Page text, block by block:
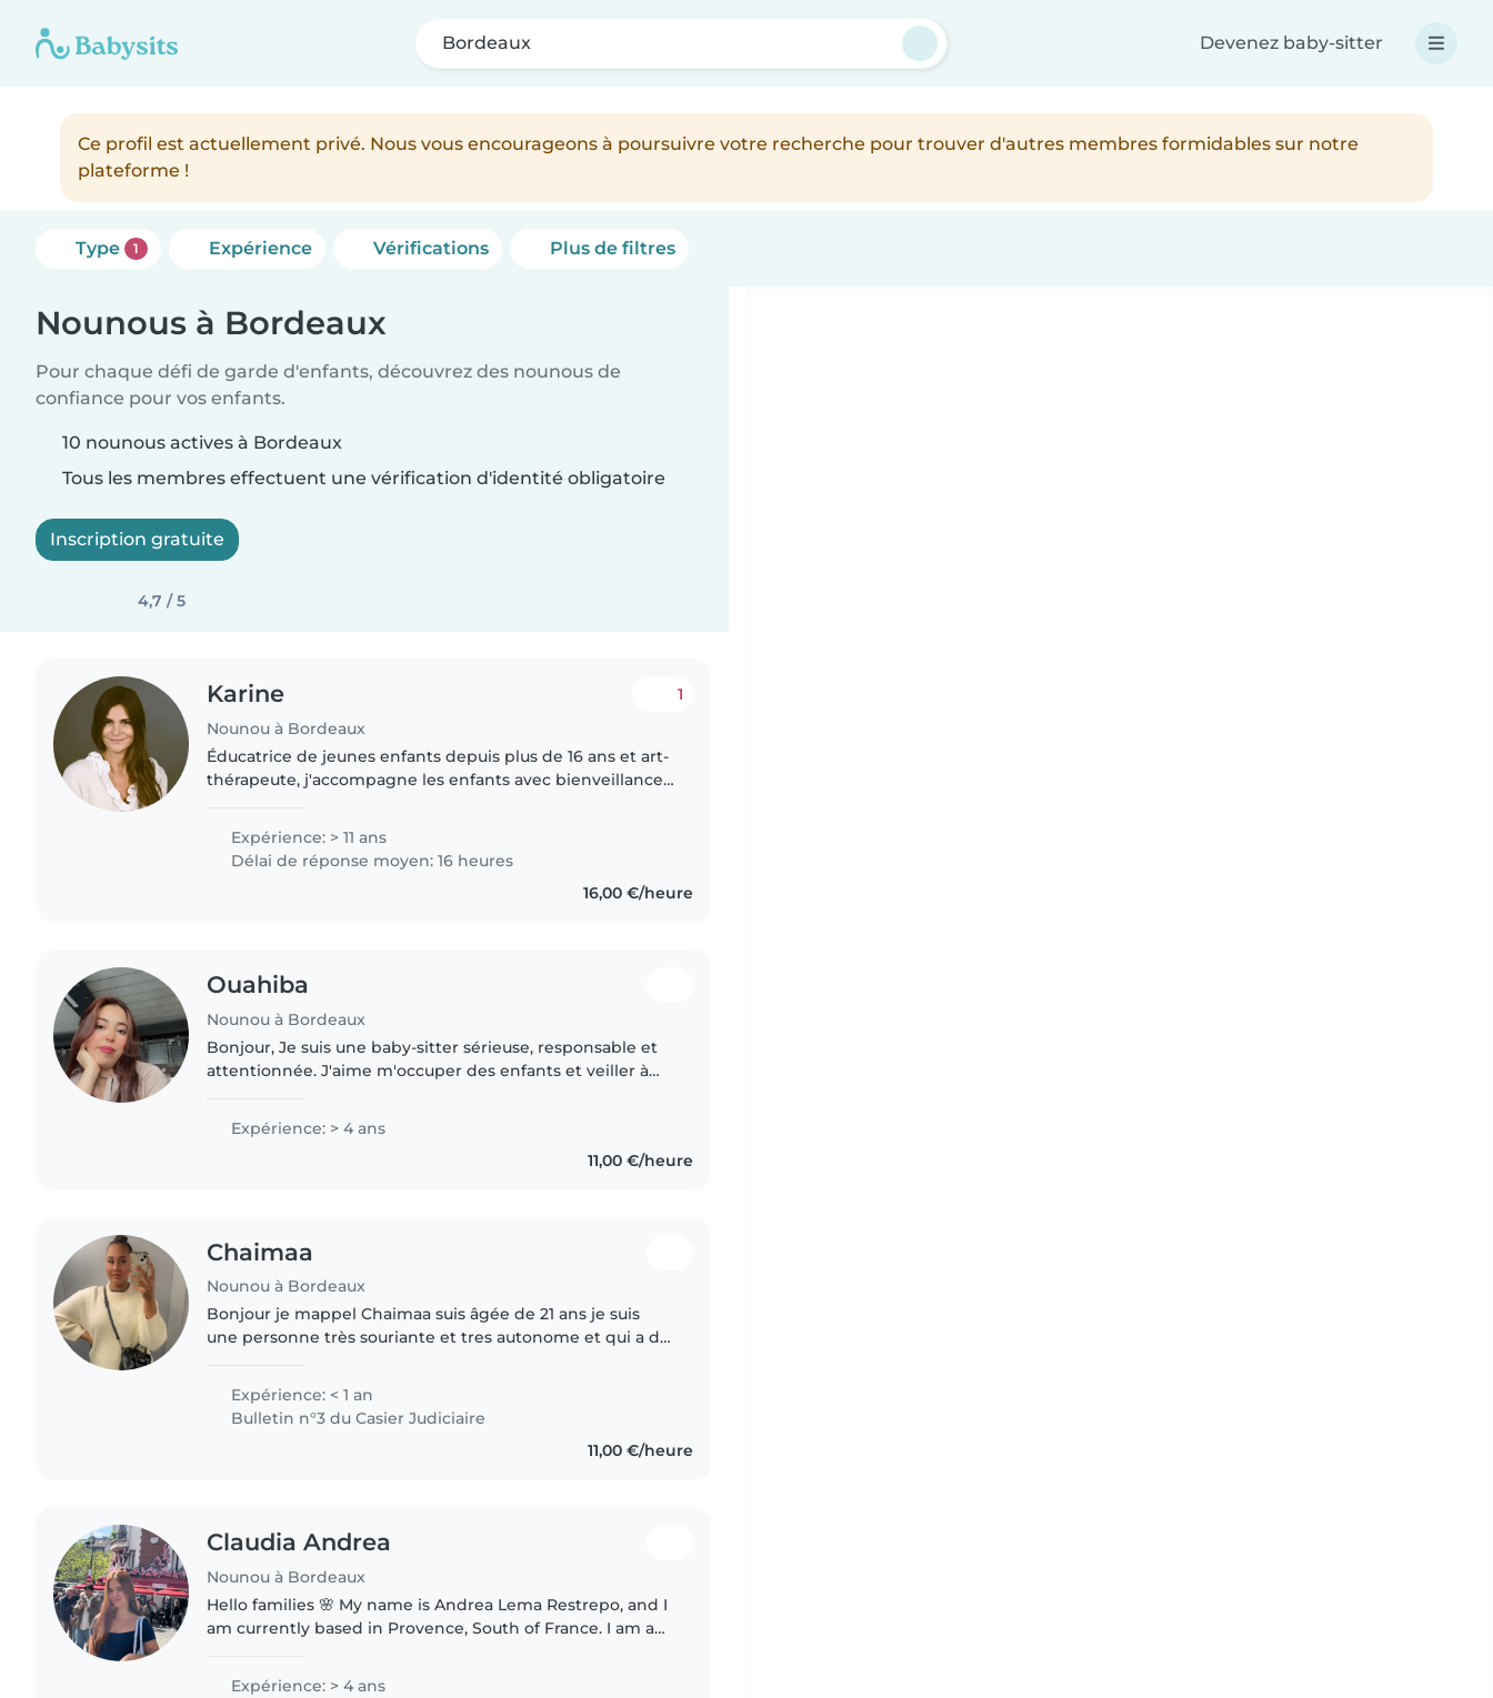
Bordeaux Devenez baby-sitter
Ce profil est actuellement privé. Nous vous encourageons à poursuivre votre recherche pour trouver d'autres membres formidables sur notre
plateforme !
Type 1 Expérience Vérifications Plus de filtres
Nounous à Bordeaux
Pour chaque défi de garde d'enfants, découvrez des nounous de
confiance pour vos enfants.
10 nounous actives à Bordeaux
Tous les membres effectuent une vérification d'identité obligatoire
Inscription gratuite
4,7 / 5
Karine
Nounou à Bordeaux
1
Éducatrice de jeunes enfants depuis plus de 16 ans et art-
thérapeute, j'accompagne les enfants avec bienveillance,
l'endormissement. J'aime..
Expérience: > 11 ans
Délai de réponse moyen: 16 heures
16,00 €/heure
Ouahiba
Nounou à Bordeaux
Bonjour, Je suis une baby-sitter sérieuse, responsable et
attentionnée. J'aime m'occuper des enfants et veiller à
Expérience: > 4 ans
11,00 €/heure
Chaimaa
Nounou à Bordeaux
Bonjour je mappel Chaimaa suis âgée de 21 ans je suis
une personne très souriante et tres autonome et qui a de
personne très créatives..
Expérience: < 1 an
Bulletin n°3 du Casier Judiciaire
11,00 €/heure
Claudia Andrea
Nounou à Bordeaux
Hello families 🌸 My name is Andrea Lema Restrepo, and I
am currently based in Provence, South of France. I am an
years of childcare..
Expérience: > 4 ans